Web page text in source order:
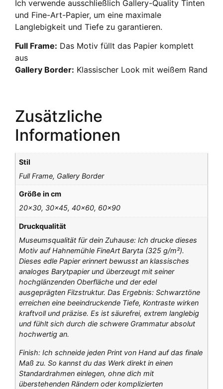
Ich verwende ausschließlich Gallery-Quality Tinten
und Fine-Art-Papier, um eine maximale
Langlebigkeit und Tiefe zu garantieren.
Full Frame: Das Motiv füllt das Papier komplett
aus
Gallery Border: Klassischer Look mit weißem Rand
Zusätzliche
Informationen
Stil
Full Frame, Gallery Border
Größe in cm
20×30, 30×45, 40×60, 60×90
Druckqualität
Museumsqualität für dein Zuhause: Ich drucke dieses
Motiv auf Hahnemühle FineArt Baryta (325 g/m²).
Dieses edle Papier erinnert bewusst an klassisches
analoges Barytpapier und überzeugt mit seiner
hochglänzenden Oberfläche und der edel
ausgeprägten Filzstruktur. Das Ergebnis: Schwarztöne
erreichen eine beeindruckende Tiefe, Kontraste wirken
kraftvoll und präzise. Es ist säurefrei, extrem langlebig
und fühlt sich durch die schwere Grammatur absolut
hochwertig an.
Finish: Ich schneide jeden Print von Hand auf das finale
Maß zu. So kannst du das Werk direkt in einen
Standardrahmen einlegen, ohne dich mit
überstehenden Rändern oder komplizierten